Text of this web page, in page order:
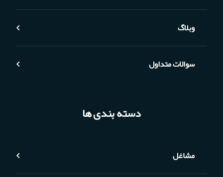
وبلاگ
سوالات متداول
دسته بندی ها
مشاغل